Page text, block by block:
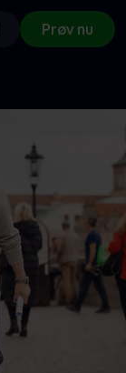
Prøv nu